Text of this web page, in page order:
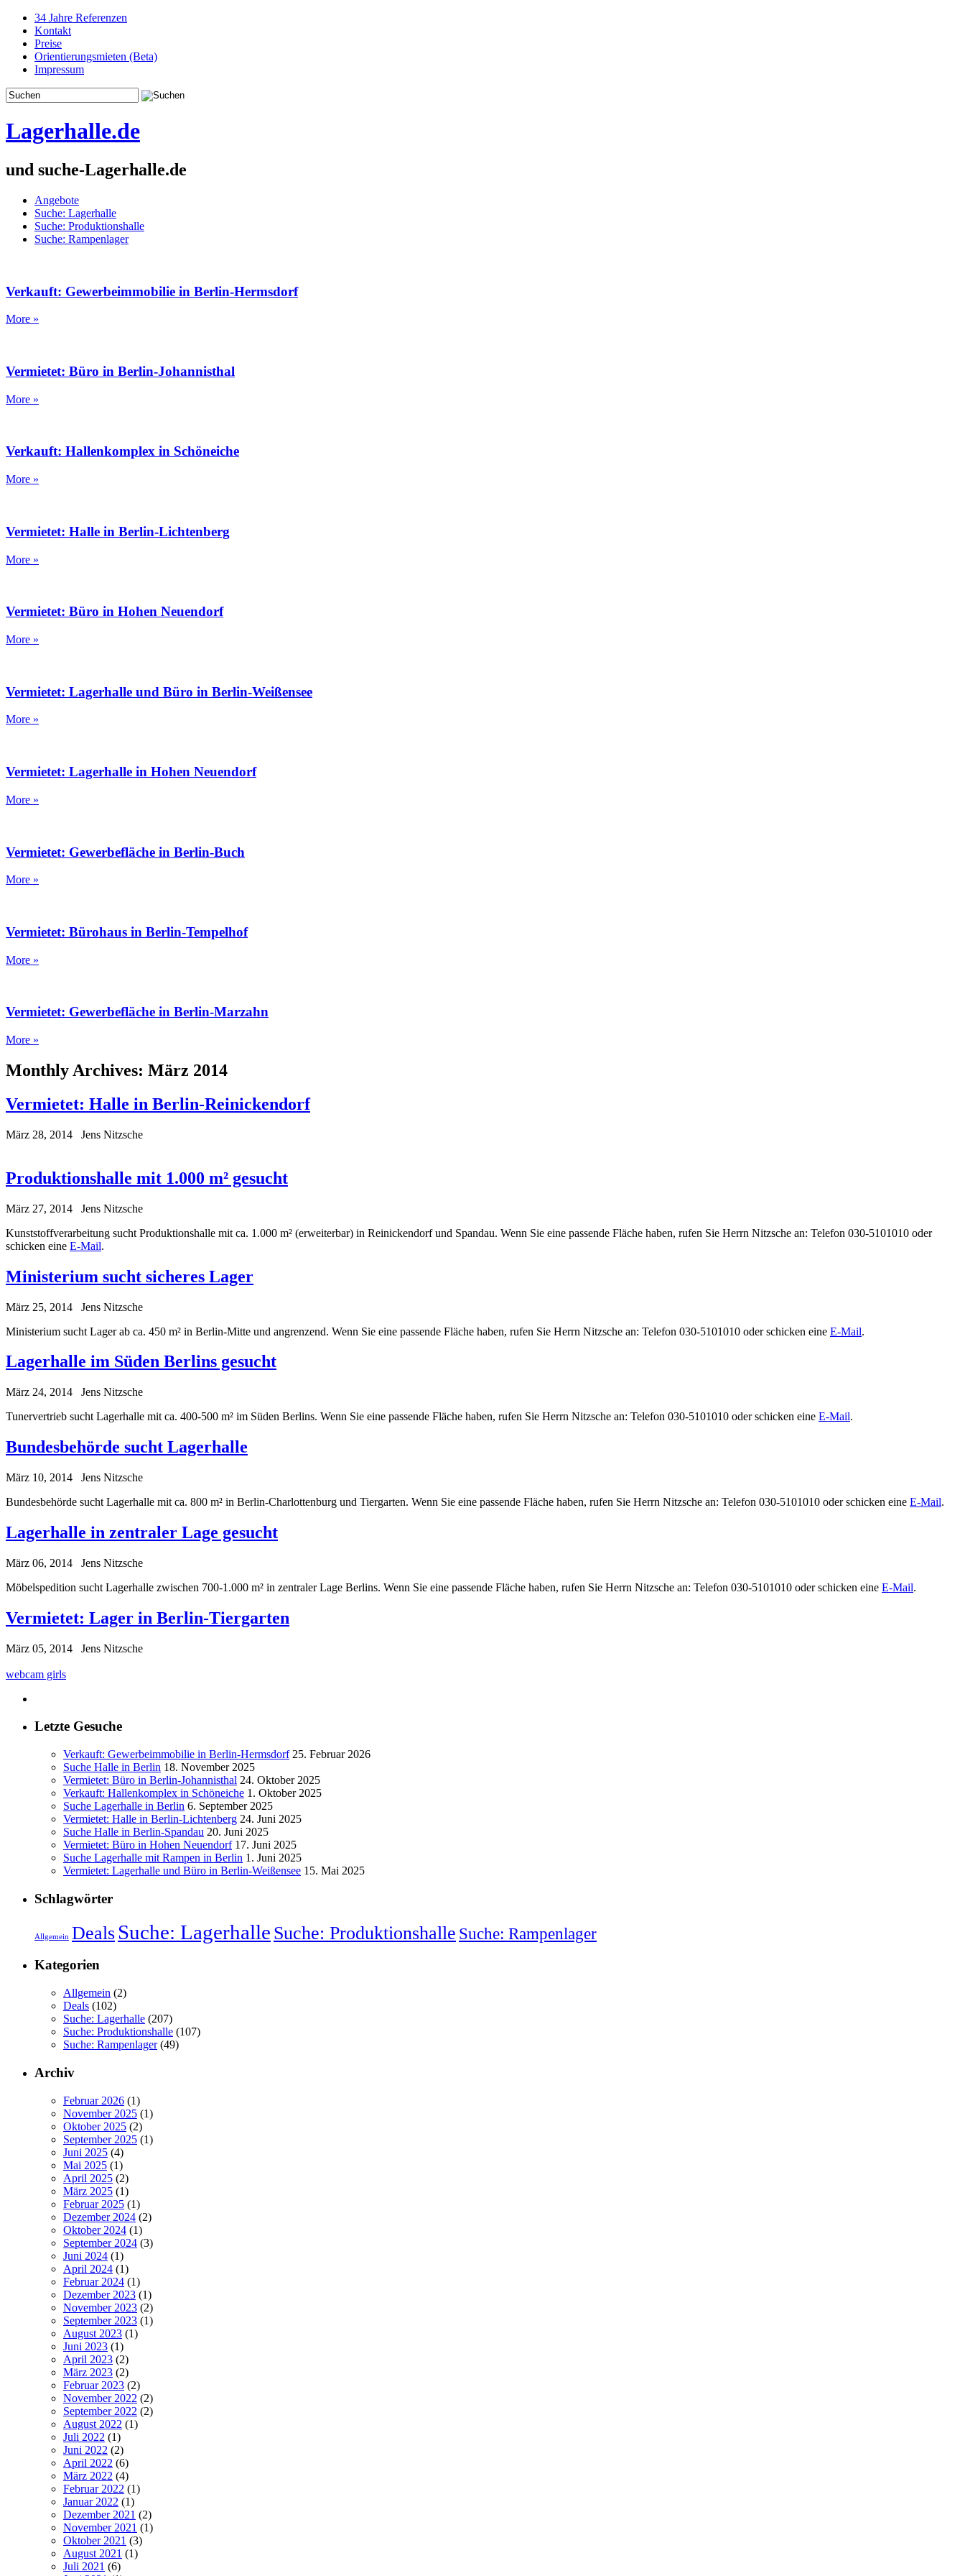
34 Jahre Referenzen
Kontakt
Preise
Orientierungsmieten (Beta)
Impressum
Lagerhalle.de
und suche-Lagerhalle.de
Angebote
Suche: Lagerhalle
Suche: Produktionshalle
Suche: Rampenlager
Verkauft: Gewerbeimmobilie in Berlin-Hermsdorf
More »
Vermietet: Büro in Berlin-Johannisthal
More »
Verkauft: Hallenkomplex in Schöneiche
More »
Vermietet: Halle in Berlin-Lichtenberg
More »
Vermietet: Büro in Hohen Neuendorf
More »
Vermietet: Lagerhalle und Büro in Berlin-Weißensee
More »
Vermietet: Lagerhalle in Hohen Neuendorf
More »
Vermietet: Gewerbefläche in Berlin-Buch
More »
Vermietet: Bürohaus in Berlin-Tempelhof
More »
Vermietet: Gewerbefläche in Berlin-Marzahn
More »
Monthly Archives: März 2014
Vermietet: Halle in Berlin-Reinickendorf
März 28, 2014 Jens Nitzsche
Produktionshalle mit 1.000 m² gesucht
März 27, 2014
Jens Nitzsche
Kunststoffverarbeitung sucht Produktionshalle mit ca. 1.000 m² (erweiterbar) in Reinickendorf und Spandau. Wenn Sie eine passende Fläche haben, rufen Sie Herrn Nitzsche an: Telefon 030-5101010 oder
schicken eine E-Mail.
Ministerium sucht sicheres Lager
März 25, 2014
Jens Nitzsche
Ministerium sucht Lager ab ca. 450 m² in Berlin-Mitte und angrenzend. Wenn Sie eine passende Fläche haben, rufen Sie Herrn Nitzsche an: Telefon 030-5101010 oder schicken eine E-Mail.
Lagerhalle im Süden Berlins gesucht
März 24, 2014
Jens Nitzsche
Tunervertrieb sucht Lagerhalle mit ca. 400-500 m² im Süden Berlins. Wenn Sie eine passende Fläche haben, rufen Sie Herrn Nitzsche an: Telefon 030-5101010 oder schicken eine E-Mail.
Bundesbehörde sucht Lagerhalle
März 10, 2014
Jens Nitzsche
Bundesbehörde sucht Lagerhalle mit ca. 800 m² in Berlin-Charlottenburg und Tiergarten. Wenn Sie eine passende Fläche haben, rufen Sie Herrn Nitzsche an: Telefon 030-5101010 oder schicken eine E-Mail.
Lagerhalle in zentraler Lage gesucht
März 06, 2014
Jens Nitzsche
Möbelspedition sucht Lagerhalle zwischen 700-1.000 m² in zentraler Lage Berlins. Wenn Sie eine passende Fläche haben, rufen Sie Herrn Nitzsche an: Telefon 030-5101010 oder schicken eine E-Mail.
Vermietet: Lager in Berlin-Tiergarten
März 05, 2014 Jens Nitzsche
webcam girls
Letzte Gesuche
Verkauft: Gewerbeimmobilie in Berlin-Hermsdorf 25. Februar 2026
Suche Halle in Berlin 18. November 2025
Vermietet: Büro in Berlin-Johannisthal 24. Oktober 2025
Verkauft: Hallenkomplex in Schöneiche 1. Oktober 2025
Suche Lagerhalle in Berlin 6. September 2025
Vermietet: Halle in Berlin-Lichtenberg 24. Juni 2025
Suche Halle in Berlin-Spandau 20. Juni 2025
Vermietet: Büro in Hohen Neuendorf 17. Juni 2025
Suche Lagerhalle mit Rampen in Berlin 1. Juni 2025
Vermietet: Lagerhalle und Büro in Berlin-Weißensee 15. Mai 2025
Schlagwörter
Allgemein Deals Suche: Lagerhalle Suche: Produktionshalle Suche: Rampenlager
Kategorien
Allgemein (2)
Deals (102)
Suche: Lagerhalle (207)
Suche: Produktionshalle (107)
Suche: Rampenlager(49)
Archiv
Februar 2026 (1)
November 2025 (1)
Oktober 2025 (2)
September 2025 (1)
Juni 2025 (4)
Mai 2025 (1)
April 2025 (2)
März 2025 (1)
Februar 2025 (1)
Dezember 2024 (2)
Oktober 2024 (1)
September 2024 (3)
Juni 2024 (1)
April 2024 (1)
Februar 2024 (1)
Dezember 2023 (1)
November 2023 (2)
September 2023 (1)
August 2023 (1)
Juni 2023 (1)
April 2023 (2)
März 2023 (2)
Februar 2023 (2)
November 2022 (2)
September 2022 (2)
August 2022 (1)
Juli 2022 (1)
Juni 2022 (2)
April 2022 (6)
März 2022 (4)
Februar 2022 (1)
Januar 2022 (1)
Dezember 2021 (2)
November 2021 (1)
Oktober 2021 (3)
August 2021 (1)
Juli 2021 (6)